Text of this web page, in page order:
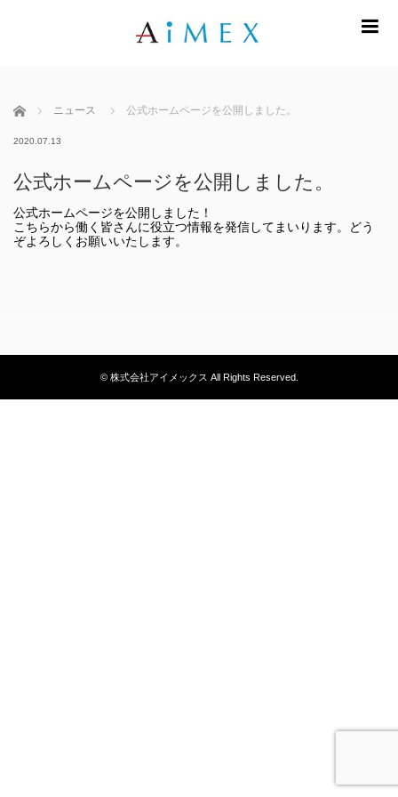
ホーム ニュース 公式ホームページを公開しました。
2020.07.13
公式ホームページを公開しました。
公式ホームページを公開しました！
こちらから働く皆さんに役立つ情報を発信してまいります。どう
ぞよろしくお願いいたします。
© 株式会社アイメックス All Rights Reserved.